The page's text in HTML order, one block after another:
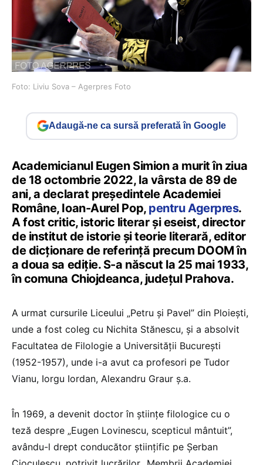
Foto: Liviu Sova – Agerpres Foto
Adaugă-ne ca sursă preferată în Google
Academicianul Eugen Simion a murit în ziua
de 18 octombrie 2022, la vârsta de 89 de
ani, a declarat președintele Academiei
Române, Ioan-Aurel Pop, pentru Agerpres.
A fost critic, istoric literar și eseist, director
de institut de istorie și teorie literară, editor
de dicționare de referință precum DOOM în
a doua sa ediție. S-a născut la 25 mai 1933,
în comuna Chiojdeanca, județul Prahova.
A urmat cursurile Liceului „Petru şi Pavel” din Ploieşti,
unde a fost coleg cu Nichita Stănescu, şi a absolvit
Facultatea de Filologie a Universităţii Bucureşti
(1952-1957), unde i-a avut ca profesori pe Tudor
Vianu, Iorgu Iordan, Alexandru Graur ş.a.
În 1969, a devenit doctor în ştiinţe filologice cu o
teză despre „Eugen Lovinescu, scepticul mântuit”,
avându-l drept conducător ştiinţific pe Şerban